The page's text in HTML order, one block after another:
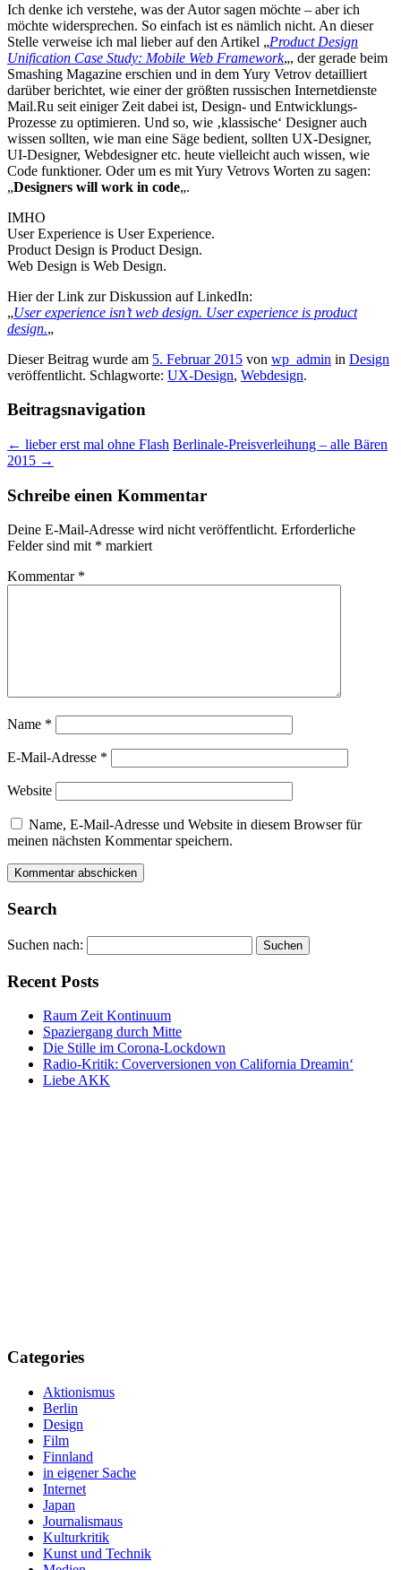
Ich denke ich verstehe, was der Autor sagen möchte – aber ich
möchte widersprechen. So einfach ist es nämlich nicht. An dieser
Stelle verweise ich mal lieber auf den Artikel „Product Design
Unification Case Study: Mobile Web Framework„, der gerade beim
Smashing Magazine erschien und in dem Yury Vetrov detailliert
darüber berichtet, wie einer der größten russischen Internetdienste
Mail.Ru seit einiger Zeit dabei ist, Design- und Entwicklungs-
Prozesse zu optimieren. Und so, wie ‚klassische‘ Designer auch
wissen sollten, wie man eine Säge bedient, sollten UX-Designer,
UI-Designer, Webdesigner etc. heute vielleicht auch wissen, wie
Code funktioner. Oder um es mit Yury Vetrovs Worten zu sagen:
„Designers will work in code„.
IMHO
User Experience is User Experience.
Product Design is Product Design.
Web Design is Web Design.
Hier der Link zur Diskussion auf LinkedIn:
„User experience isn’t web design. User experience is product
design.„
Dieser Beitrag wurde am 5. Februar 2015 von wp_admin in Design
veröffentlicht. Schlagworte: UX-Design, Webdesign.
Beitragsnavigation
← lieber erst mal ohne Flash Berlinale-Preisverleihung – alle Bären
2015 →
Schreibe einen Kommentar
Deine E-Mail-Adresse wird nicht veröffentlicht. Erforderliche
Felder sind mit * markiert
Kommentar *
Name *
E-Mail-Adresse *
Website
Name, E-Mail-Adresse und Website in diesem Browser für
meinen nächsten Kommentar speichern.
Search
Suchen nach:
Recent Posts
Raum Zeit Kontinuum
Spaziergang durch Mitte
Die Stille im Corona-Lockdown
Radio-Kritik: Coverversionen von California Dreamin‘
Liebe AKK
Categories
Aktionismus
Berlin
Design
Film
Finnland
in eigener Sache
Internet
Japan
Journalismaus
Kulturkritik
Kunst und Technik